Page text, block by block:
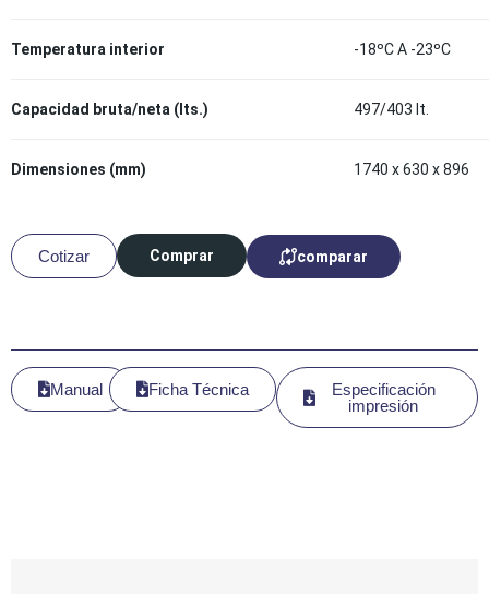
Temperatura interior -18ºC A -23ºC
Capacidad bruta/neta (lts.) 497/403 lt.
Dimensiones (mm) 1740 x 630 x 896
Cotizar Comprar comparar
Manual
Especificación
impresión
Ficha Técnica